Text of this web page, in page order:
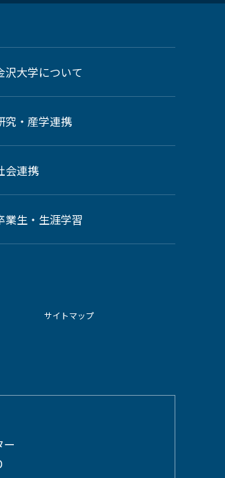
沢大学について
究・産学連携
会連携
業生・生涯学習
サイトマップ
ー